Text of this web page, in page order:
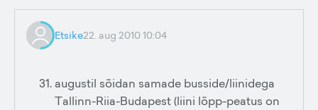
Etsike22. aug 2010 10:04
augustil sõidan samade busside/liinidega
Tallinn-Riia-Budapest (liini lõpp-peatus on